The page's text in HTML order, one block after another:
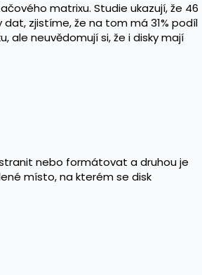
matrixu. Studie ukazují, že 46
zjistíme, že na tom má 31% podíl
ale neuvědomují si, že i disky mají
nebo formátovat a druhou je
místo, na kterém se disk